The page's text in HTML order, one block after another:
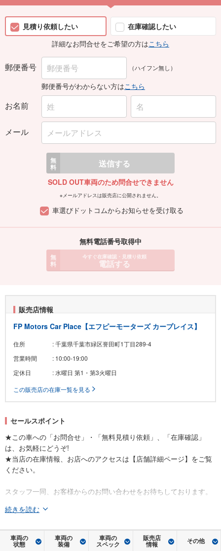
見積り依頼したい
在庫確認したい
詳細なお問合せをご希望の方はこちら
郵便番号 （ハイフン無し）
郵便番号がわからない方はこちら
お名前
メール
無
料 送信する
SOLD OUT車両のため問合せできません
※メールアドレスは販売店に公開されません。
車選びドットコムからお知らせを受け取る
無料電話番号取得中
無
料
今すぐ在庫確認・見積り依頼
電話する
販売店情報
FP Motors Car Place【エフピーモーターズ カープレイス】
住所
: 千葉県千葉市緑区誉田町1丁目289-4
営業時間
: 10:00-19:00
定休日
: 水曜日 第1・第3火曜日
この販売店の在庫一覧を見る
セールスポイント
★この車への「お問合せ」・「無料見積り依頼」、「在庫確認」
は、お気軽にどうぞ!
★当店の在庫情報、お店へのアクセスは【店舗詳細ページ】をご覧
ください。
スタッフ一同、お客様からのお問い合わせをお待ちしております。
続きを読む
車両の
状態
車両の
装備
車両の
スペック
販売店
情報 その他